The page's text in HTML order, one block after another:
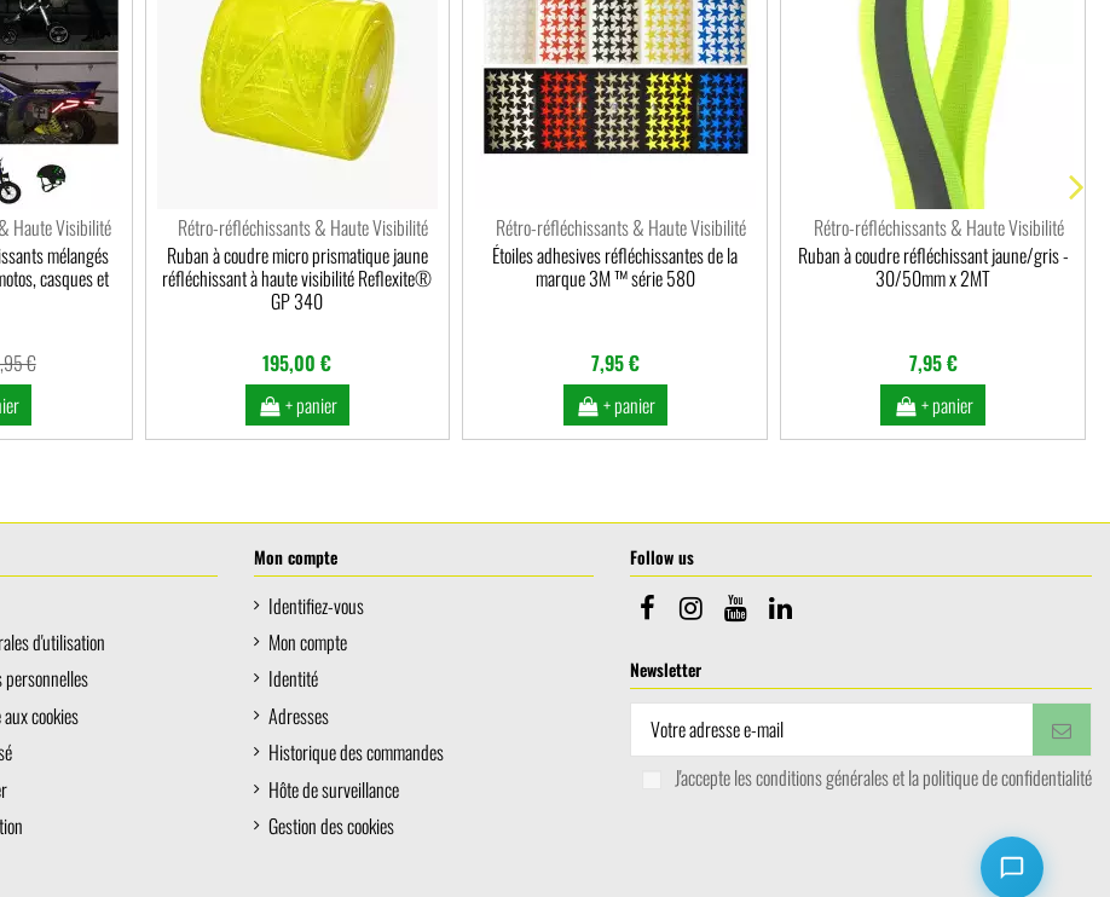
Haute Visibilité
mélangés
casques et
€
Rétro-réfléchissants & Haute Visibilité
Ruban à coudre micro prismatique jaune
réfléchissant à haute visibilité Reflexite®
GP 340
195,00 €
+ panier
Rétro-réfléchissants & Haute Visibilité
Étoiles adhesives réfléchissantes de la
marque 3M ™ série 580
7,95 €
+ panier
Rétro-réfléchissants & Haute Visibilité
Ruban à coudre réfléchissant jaune/gris -
30/50mm x 2MT
7,95 €
+ panier
d'utilisation
cookies
Mon compte
Identifiez-vous
Mon compte
Identité
Adresses
Historique des commandes
Hôte de surveillance
Gestion des cookies
Follow us
Newsletter
J'accepte les conditions générales et la politique de confidentialité